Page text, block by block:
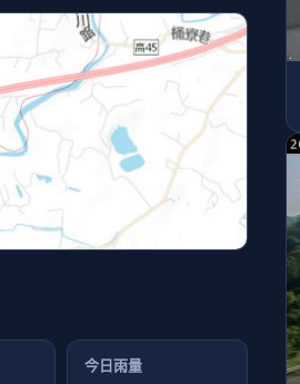
今日雨量